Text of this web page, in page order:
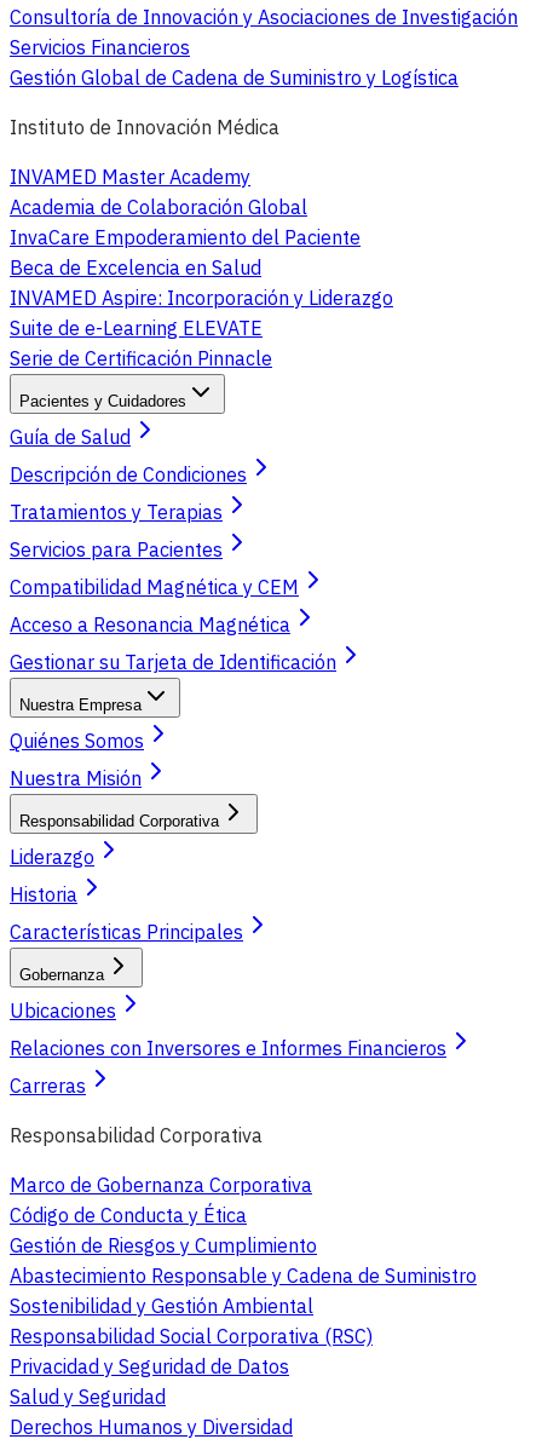
Consultoría de Innovación y Asociaciones de Investigación
Servicios Financieros
Gestión Global de Cadena de Suministro y Logística
Instituto de Innovación Médica
INVAMED Master Academy
Academia de Colaboración Global
InvaCare Empoderamiento del Paciente
Beca de Excelencia en Salud
INVAMED Aspire: Incorporación y Liderazgo
Suite de e-Learning ELEVATE
Serie de Certificación Pinnacle
Pacientes y Cuidadores
Guía de Salud
Descripción de Condiciones
Tratamientos y Terapias
Servicios para Pacientes
Compatibilidad Magnética y CEM
Acceso a Resonancia Magnética
Gestionar su Tarjeta de Identificación
Nuestra Empresa
Quiénes Somos
Nuestra Misión
Responsabilidad Corporativa
Liderazgo
Historia
Características Principales
Gobernanza
Ubicaciones
Relaciones con Inversores e Informes Financieros
Carreras
Responsabilidad Corporativa
Marco de Gobernanza Corporativa
Código de Conducta y Ética
Gestión de Riesgos y Cumplimiento
Abastecimiento Responsable y Cadena de Suministro
Sostenibilidad y Gestión Ambiental
Responsabilidad Social Corporativa (RSC)
Privacidad y Seguridad de Datos
Salud y Seguridad
Derechos Humanos y Diversidad